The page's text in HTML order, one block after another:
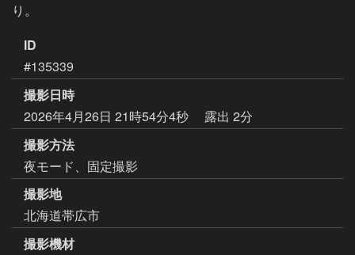
り。
ID
#135339
撮影日時
2026年4月26日 21時54分4秒
露出 2分
撮影方法
夜モード、固定撮影
撮影地
北海道帯広市
撮影機材